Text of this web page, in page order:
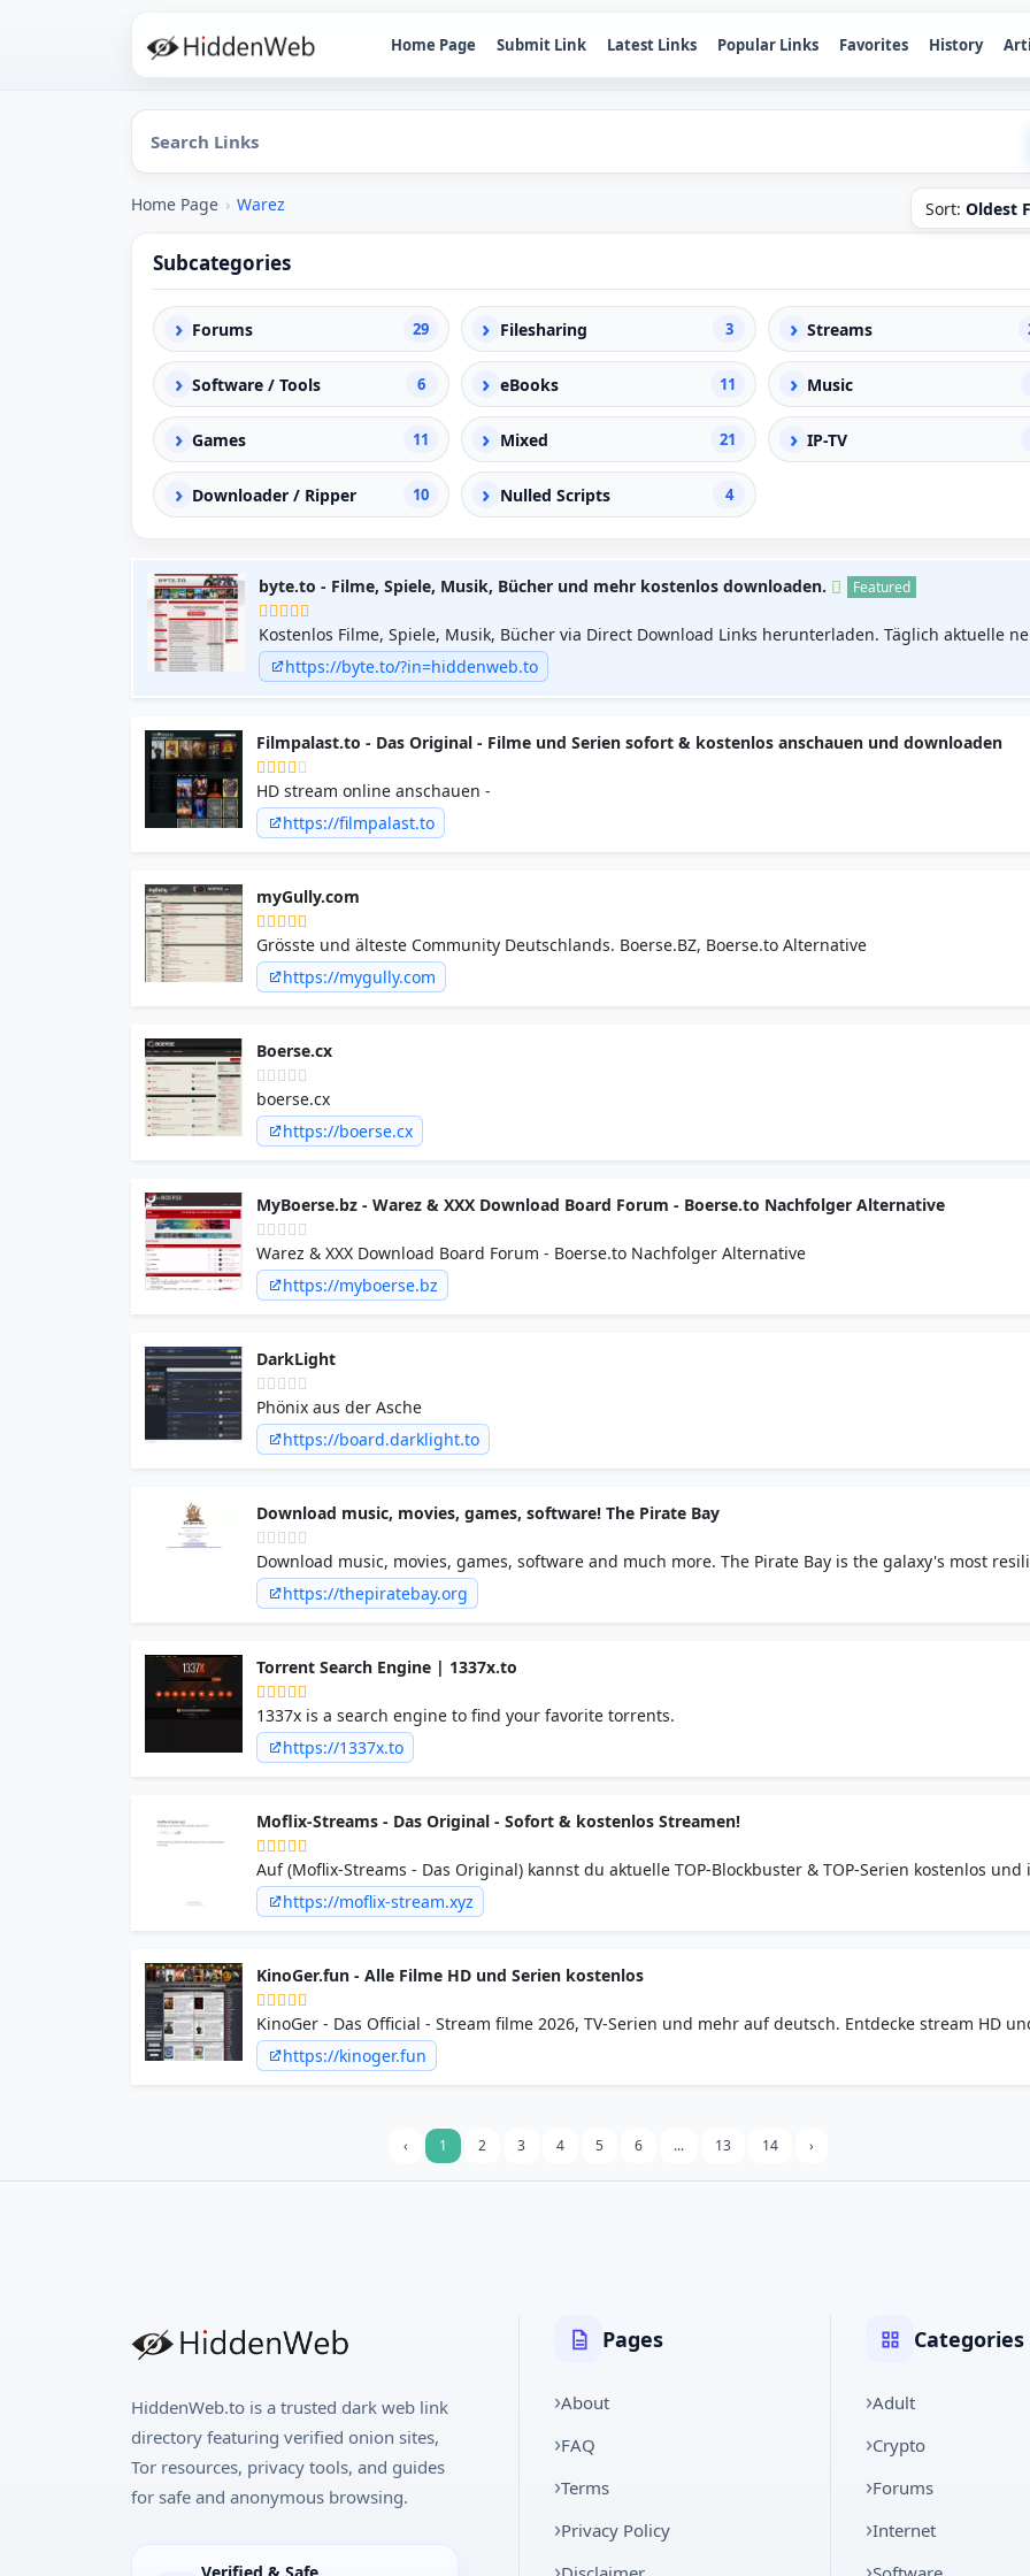
Home Page Submit Link Latest Links Popular Links Favorites History
Home Page › Warez Sort: Oldest
Subcategories
› Forums 29 › Filesharing 3 › Streams
› Software / Tools 6 › eBooks 11 › Music
› Games 11 › Mixed 21 › IP-TV
› Downloader / Ripper 10 › Nulled Scripts 4
byte.to - Filme, Spiele, Musik, Bücher und mehr kostenlos downloaden. Featured
Kostenlos Filme, Spiele, Musik, Bücher via Direct Download Links herunterladen. Täglich aktuelle
Uploads.
https://byte.to/?in=hiddenweb.to
Filmpalast.to - Das Original - Filme und Serien sofort & kostenlos anschauen und downloaden
HD stream online anschauen -
https://filmpalast.to
myGully.com
Grösste und älteste Community Deutschlands. Boerse.BZ, Boerse.to Alternative
https://mygully.com
Boerse.cx
boerse.cx
https://boerse.cx
MyBoerse.bz - Warez & XXX Download Board Forum - Boerse.to Nachfolger Alternative
Warez & XXX Download Board Forum - Boerse.to Nachfolger Alternative
https://myboerse.bz
DarkLight
Phönix aus der Asche
https://board.darklight.to
Download music, movies, games, software! The Pirate Bay
Download music, movies, games, software and much more. The Pirate Bay is the galaxy's most
BitTorrent site.
https://thepiratebay.org
Torrent Search Engine | 1337x.to
1337x is a search engine to find your favorite torrents.
https://1337x.to
Moflix-Streams - Das Original - Sofort & kostenlos Streamen!
Auf (Moflix-Streams - Das Original) kannst du aktuelle TOP-Blockbuster & TOP-Serien kostenlos und
bestmöglicher Qualität ansehen!
https://moflix-stream.xyz
KinoGer.fun - Alle Filme HD und Serien kostenlos
KinoGer - Das Official - Stream filme 2026, TV-Serien und mehr auf deutsch. Entdecke stream HD
aktuelle Inhalte auf kinoger | ex kinoger.com – auf deutsch.
https://kinoger.fun
‹ 1 2 3 4 5 6 ... 13 14 ›
HiddenWeb.to is a trusted dark web link
directory featuring verified onion sites,
Tor resources, privacy tools, and guides
for safe and anonymous browsing.
Pages
About
FAQ
Terms
Privacy Policy
Categories
Adult
Crypto
Forums
Internet